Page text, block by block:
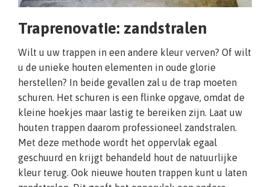
Traprenovatie: zandstralen
Wilt u uw trappen in een andere kleur verven? Of wilt
u de unieke houten elementen in oude glorie
herstellen? In beide gevallen zal u de trap moeten
schuren. Het schuren is een flinke opgave, omdat de
kleine hoekjes maar lastig te bereiken zijn. Laat uw
houten trappen daarom professioneel zandstralen.
Met deze methode wordt het oppervlak egaal
geschuurd en krijgt behandeld hout de natuurlijke
kleur terug. Ook nieuwe houten trappen kunt u laten